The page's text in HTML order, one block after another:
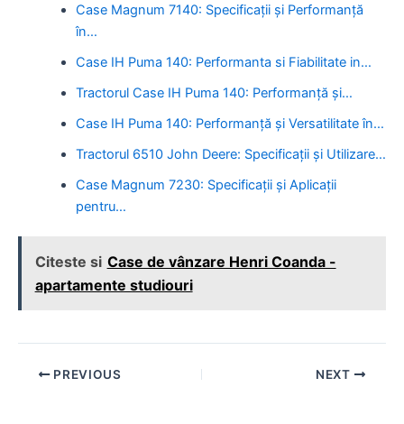
Case Magnum 7140: Specificații și Performanță
în…
Case IH Puma 140: Performanta si Fiabilitate in…
Tractorul Case IH Puma 140: Performanță și…
Case IH Puma 140: Performanță și Versatilitate în…
Tractorul 6510 John Deere: Specificații și Utilizare…
Case Magnum 7230: Specificații și Aplicații
pentru…
Citeste si Case de vânzare Henri Coanda -
apartamente studiouri
Post PREVIOUS NEXT